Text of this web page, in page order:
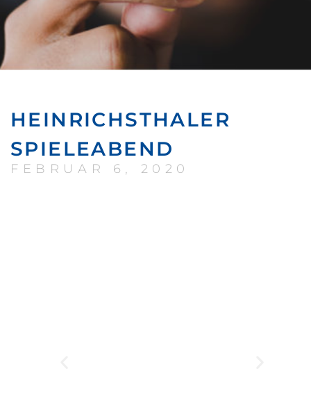
HEINRICHSTHALER
SPIELEABEND
FEBRUAR 6, 2020